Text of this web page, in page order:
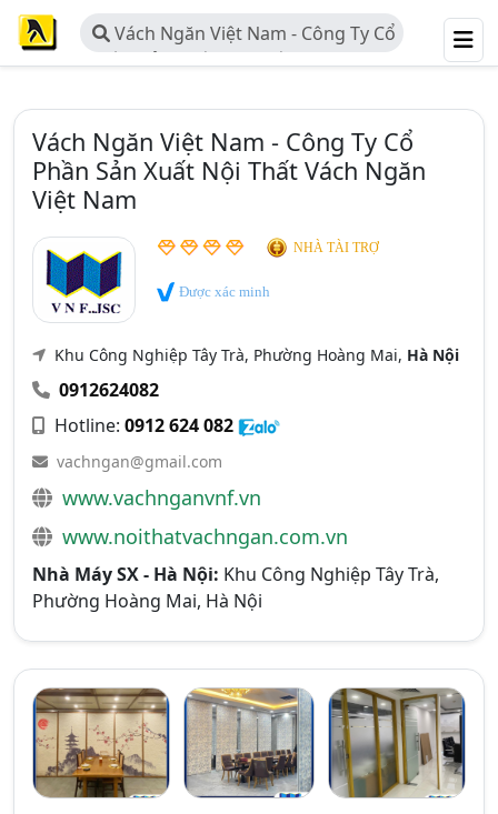
Vách Ngăn Việt Nam - Công Ty Cổ
Phần Sản Xuất Nội Thất Vách Ngăn
Vách Ngăn Việt Nam - Công Ty Cổ
Phần Sản Xuất Nội Thất Vách Ngăn
Việt Nam
NHÀ TÀI TRỢ
Được xác minh
Khu Công Nghiệp Tây Trà, Phường Hoàng Mai, Hà Nội
0912624082
Hotline: 0912 624 082
vachngan@gmail.com
www.vachnganvnf.vn
www.noithatvachngan.com.vn
Nhà Máy SX - Hà Nội: Khu Công Nghiệp Tây Trà,
Phường Hoàng Mai, Hà Nội